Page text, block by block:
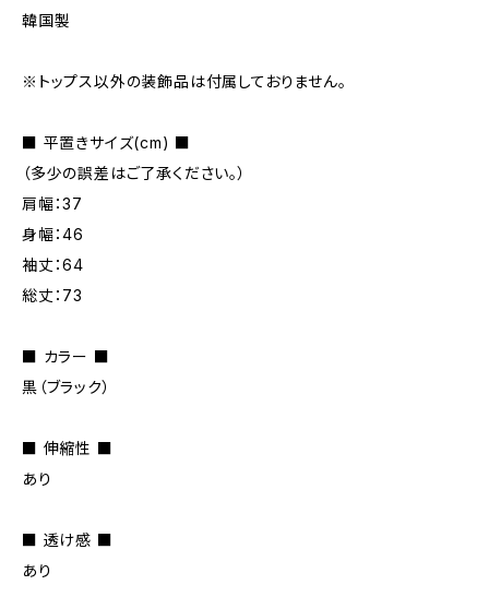
韓国製
※トップス以外の装飾品は付属しておりません。
■ 平置きサイズ(cm) ■
（多少の誤差はご了承ください。）
肩幅：37
身幅：46
袖丈：64
総丈：73
■ カラー ■
黒（ブラック）
■ 伸縮性 ■
あり
■ 透け感 ■
あり